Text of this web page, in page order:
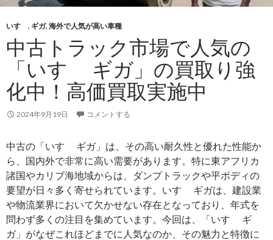
海
外
の
人
気
と
そ
力
を
徹
底
解
説
いすゞ , ギガ, 海外で人気が高い車種
中古トラック市場で人気の
「いすゞ ギガ」の買取り強
化中！高価買取実施中
2024年9月19日 コメントする
中古の「いすゞ ギガ」は、その高い耐久性と優れた性能か
ら、国内外で非常に高い需要があります。特に東アフリカ
諸国やカリブ海地域からは、ダンプトラックや平ボディの
要望が日々多く寄せられています。いすゞ ギガは、建設業
や物流業界において欠かせない存在となっており、年式を
問わず多くの注目を集めています。今回は、「いすゞ ギ
ガ」がなぜこれほどまでに人気なのか、その魅力と特徴に